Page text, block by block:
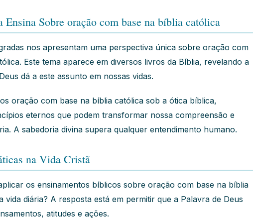
Sobre oração com base na bíblia católica
nos apresentam uma perspectiva única sobre oração com
Este tema aparece em diversos livros da Bíblia, revelando a
dá a este assunto em nossas vidas.
oração com base na bíblia católica sob a ótica bíblica,
eternos que podem transformar nossa compreensão e
A sabedoria divina supera qualquer entendimento humano.
na Vida Cristã
os ensinamentos bíblicos sobre oração com base na bíblia
vida diária? A resposta está em permitir que a Palavra de Deus
atitudes e ações.